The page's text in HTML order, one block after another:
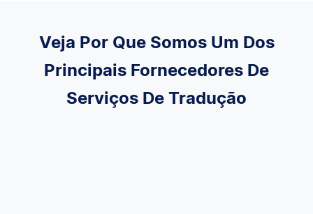
Veja Por Que Somos Um Dos
Principais Fornecedores De
Serviços De Tradução